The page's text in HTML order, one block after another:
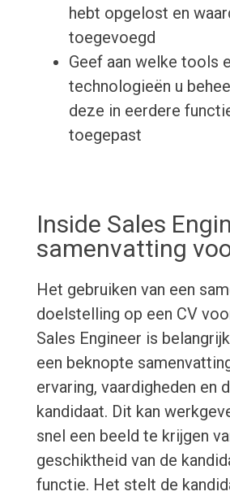
hebt opgelost en
toegevoegd
Geef aan welke tools
technologieën u
deze in eerdere
toegepast
Inside Sales
samenvatting
Het gebruiken van een
doelstelling op een CV
Sales Engineer is
een beknopte
ervaring, vaardigheden en
kandidaat. Dit kan
snel een beeld te krijgen
geschiktheid van de
functie. Het stelt de